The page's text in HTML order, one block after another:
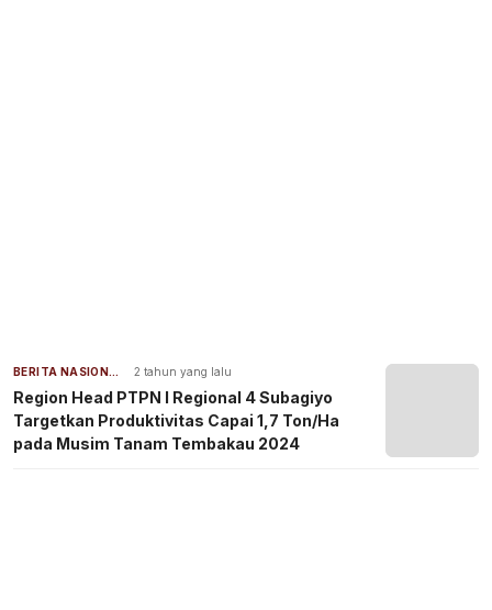
BERITA NASIONAL 2 tahun yang lalu
Region Head PTPN I Regional 4 Subagiyo
Targetkan Produktivitas Capai 1,7 Ton/Ha
pada Musim Tanam Tembakau 2024